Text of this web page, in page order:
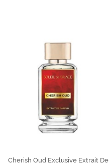
SEPETE EKLE
Cherish Oud Exclusive Extrait De